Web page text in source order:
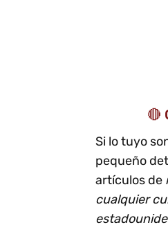
🔴
Si lo tuyo
pequeño
artículos de
cualquier